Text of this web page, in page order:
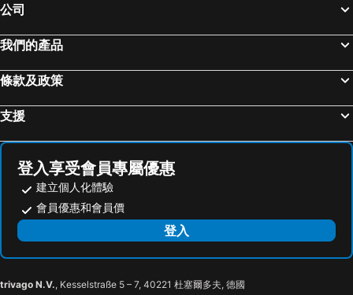
公司
我們的產品
條款及政策
支援
登入享受會員專屬優惠
建立個人化體驗
會員優惠和會員價
登入
trivago N.V., Kesselstraße 5 – 7, 40221 杜塞爾多夫, 德國